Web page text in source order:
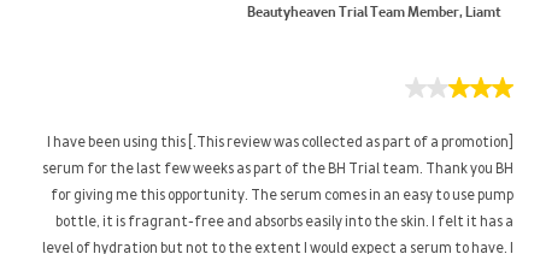
3
5
نجوم.
Beautyheaven Trial Team Member, Liamt
[This review was collected as part of a promotion.] I have been using this
serum for the last few weeks as part of the BH Trial team. Thank you BH
for giving me this opportunity. The serum comes in an easy to use pump
bottle, it is fragrant-free and absorbs easily into the skin. I felt it has a